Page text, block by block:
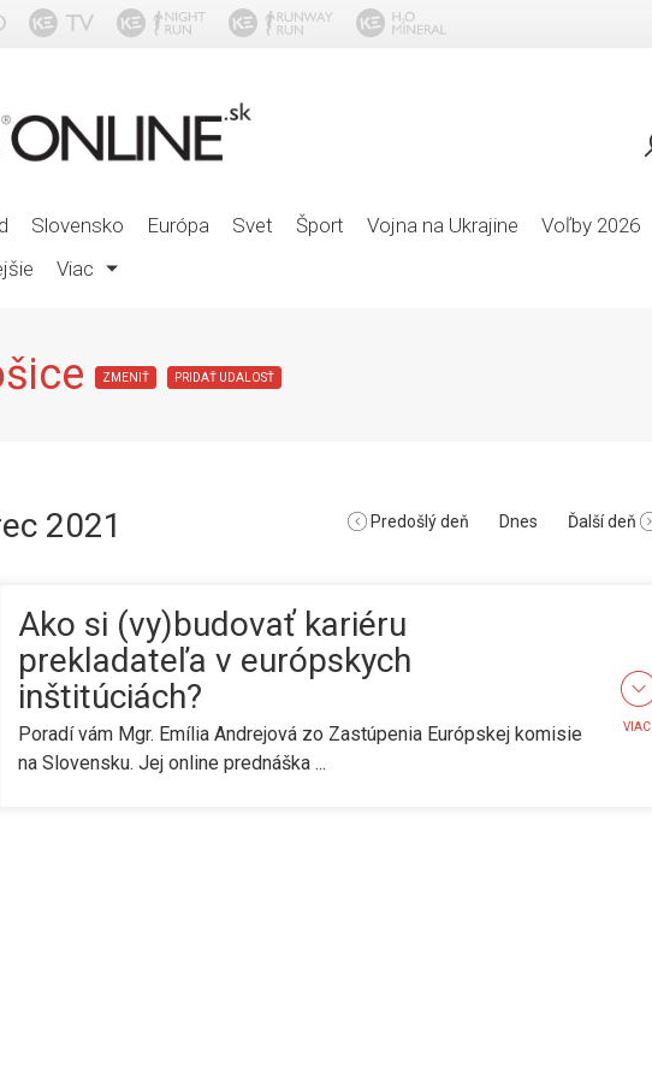
Slovensko Európa Svet Šport Vojna na Ukrajine
Voľby 2026
Viac
ZMENIŤ PRIDAŤ UDALOSŤ
2021 Predošlý deň Dnes Ďalší deň
Ako si (vy)budovať kariéru
prekladateľa v európskych
inštitúciách?
Poradí vám Mgr. Emília Andrejová zo Zastúpenia Európskej komisie
na Slovensku. Jej online prednáška ...
VIAC